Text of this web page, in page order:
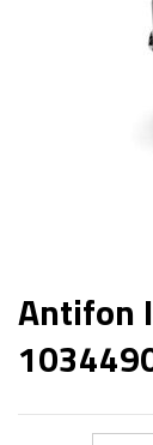
Antifon